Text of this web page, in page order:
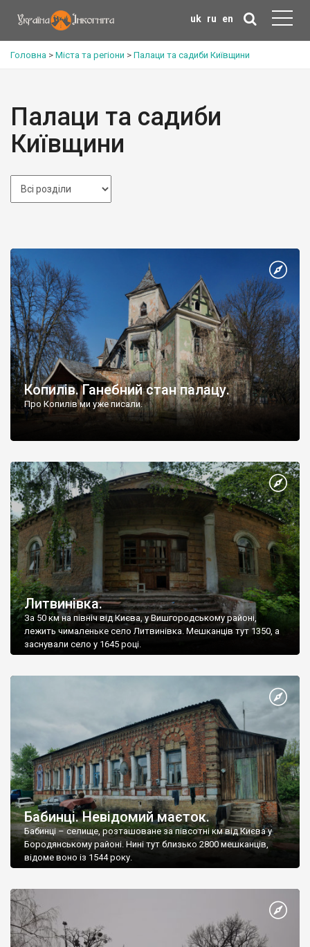
uk ru en
Головна > Міста та регіони > Палаци та садиби Київщини
Палаци та садиби
Київщини
Копилів. Ганебний стан палацу.
Про Копилів ми уже писали.
Литвинівка.
За 50 км на північ від Києва, у Вишгородському районі,
лежить чималеньке село Литвинівка. Мешканців тут 1350, а
заснували село у 1645 році.
Бабинці. Невідомий маєток.
Бабинці – селище, розташоване за півсотні км від Києва у
Бородянському районі. Нині тут близько 2800 мешканців,
відоме воно із 1544 року.